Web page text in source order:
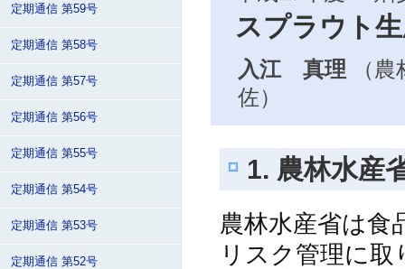
スプラウト
入江 真理
（
佐）
1. 農林水産
農林水産省は食
リスク管理に
定期通信 第59号
定期通信 第58号
定期通信 第57号
定期通信 第56号
定期通信 第55号
定期通信 第54号
定期通信 第53号
定期通信 第52号